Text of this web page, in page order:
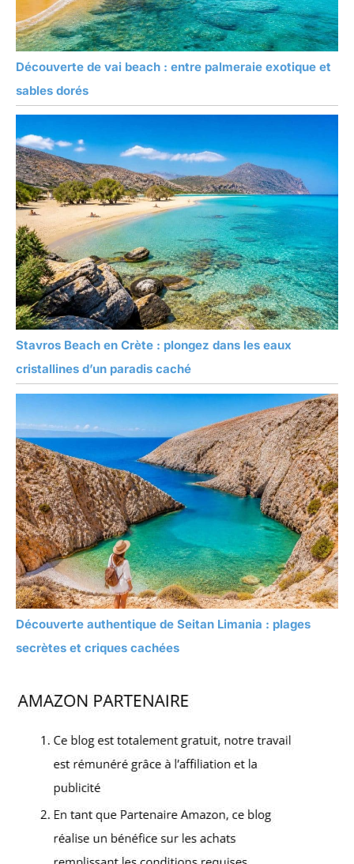
Découverte de vai beach : entre palmeraie exotique et
sables dorés
Stavros Beach en Crète : plongez dans les eaux
cristallines d’un paradis caché
Découverte authentique de Seitan Limania : plages
secrètes et criques cachées